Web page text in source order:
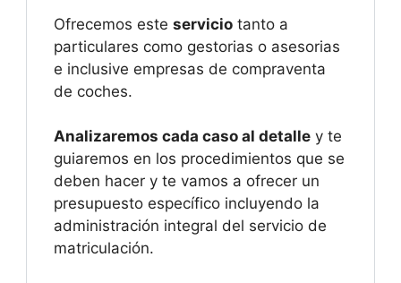
Ofrecemos este servicio tanto a
particulares como gestorias o asesorias
e inclusive empresas de compraventa
de coches.
Analizaremos cada caso al detalle y te
guiaremos en los procedimientos que se
deben hacer y te vamos a ofrecer un
presupuesto específico incluyendo la
administración integral del servicio de
matriculación.